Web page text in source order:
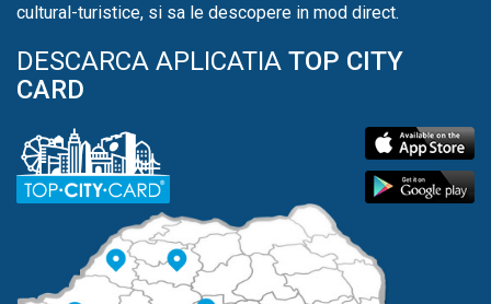
cultural-turistice, si sa le descopere in mod direct.
DESCARCA APLICATIA TOP CITY
CARD